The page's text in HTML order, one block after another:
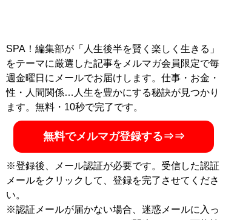
SPA！編集部が「人生後半を賢く楽しく生きる」
をテーマに厳選した記事をメルマガ会員限定で毎
週金曜日にメールでお届けします。仕事・お金・
性・人間関係…人生を豊かにする秘訣が見つかり
ます。無料・10秒で完了です。
無料でメルマガ登録する⇒⇒
※登録後、メール認証が必要です。受信した認証
メールをクリックして、登録を完了させてくださ
い。
※認証メールが届かない場合、迷惑メールに入っ